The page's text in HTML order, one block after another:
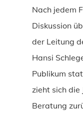
Nach jedem
Diskussion
der Leitung
Hansi
Publikum
zieht sich die
Beratung